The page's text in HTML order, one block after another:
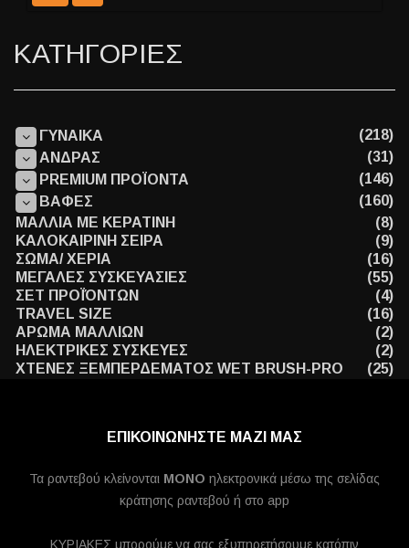
ΚΑΤΗΓΟΡΙΕΣ
ΓΥΝΑΙΚΑ
(218)
ΑΝΔΡΑΣ
(31)
PREMIUM ΠΡΟΪΟΝΤΑ
(146)
ΒΑΦΕΣ
(160)
ΜΑΛΛΙΑ ΜΕ ΚΕΡΑΤΙΝΗ
(8)
ΚΑΛΟΚΑΙΡΙΝΗ ΣΕΙΡΑ
(9)
ΣΩΜΑ/ ΧΕΡΙΑ
(16)
ΜΕΓΑΛΕΣ ΣΥΣΚΕΥΑΣΙΕΣ
(55)
ΣΕΤ ΠΡΟΪΌΝΤΩΝ
(4)
TRAVEL SIZE
(16)
ΑΡΩΜΑ ΜΑΛΛΙΩΝ
(2)
ΗΛΕΚΤΡΙΚΕΣ ΣΥΣΚΕΥΕΣ
(2)
ΧΤΕΝΕΣ ΞΕΜΠΕΡΔΕΜΑΤΟΣ WET BRUSH-PRO
(25)
ΕΠΙΚΟΙΝΩΝΗΣΤΕ ΜΑΖΙ ΜΑΣ
Τα ραντεβού κλείνονται MONO ηλεκτρονικά μέσω της σελίδας
κράτησης ραντεβού ή στο app
ΚΥΡΙΑΚΕΣ μπορούμε να σας εξυπηρετήσουμε κατόπιν